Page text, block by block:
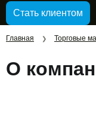
Главная ❯ Торговые
О